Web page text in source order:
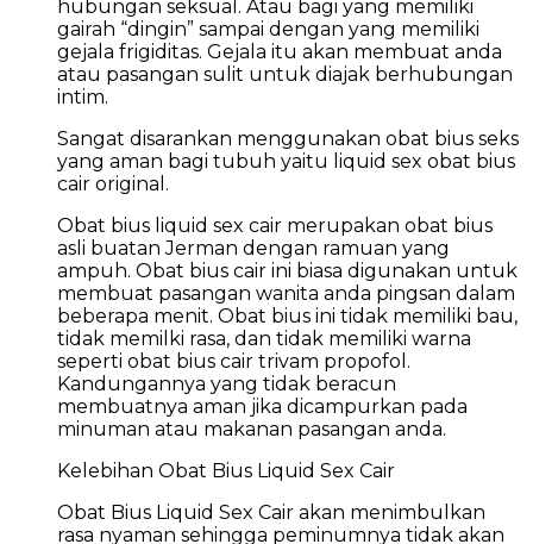
hubungan seksual. Atau bagi yang memiliki
gairah “dingin” sampai dengan yang memiliki
gejala frigiditas. Gejala itu akan membuat anda
atau pasangan sulit untuk diajak berhubungan
intim.
Sangat disarankan menggunakan obat bius seks
yang aman bagi tubuh yaitu liquid sex obat bius
cair original.
Obat bius liquid sex cair merupakan obat bius
asli buatan Jerman dengan ramuan yang
ampuh. Obat bius cair ini biasa digunakan untuk
membuat pasangan wanita anda pingsan dalam
beberapa menit. Obat bius ini tidak memiliki bau,
tidak memilki rasa, dan tidak memiliki warna
seperti obat bius cair trivam propofol.
Kandungannya yang tidak beracun
membuatnya aman jika dicampurkan pada
minuman atau makanan pasangan anda.
Kelebihan Obat Bius Liquid Sex Cair
Obat Bius Liquid Sex Cair akan menimbulkan
rasa nyaman sehingga peminumnya tidak akan